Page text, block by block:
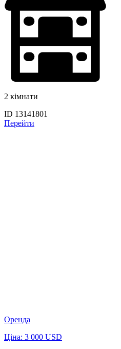
2 кімнати
ID 13141801
Перейти
Оренда
Ціна: 3 000 USD